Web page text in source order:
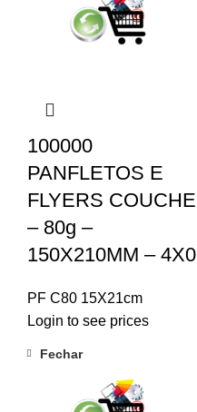
100000
PANFLETOS E
FLYERS COUCHE
– 80g –
150X210MM – 4X0
PF C80 15X21cm
Login to see prices
Fechar